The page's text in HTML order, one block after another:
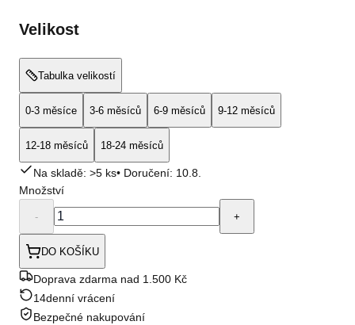
Velikost
Tabulka velikostí
0-3 měsíce 3-6 měsíců 6-9 měsíců 9-12 měsíců
12-18 měsíců 18-24 měsíců
Na skladě: >5 ks• Doručení: 10.8.
Množství
- +
DO KOŠÍKU
Doprava zdarma nad 1.500 Kč
14denní vrácení
Bezpečné nakupování